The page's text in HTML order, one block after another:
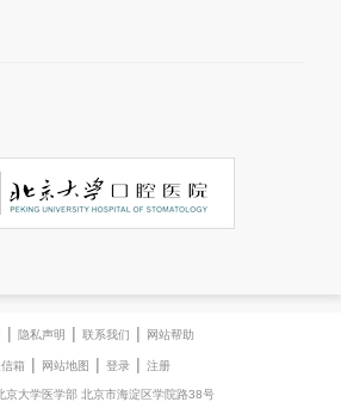
| 隐私声明 | 联系我们 | 网站帮助
箱 | 网站地图 | 登录 | 注册
京大学医学部 北京市海淀区学院路38号